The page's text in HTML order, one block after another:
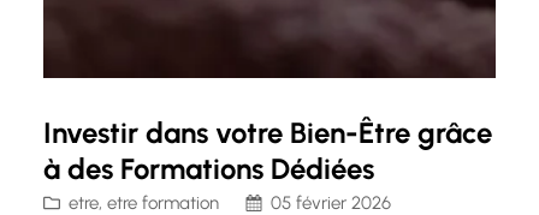
Investir dans votre Bien-Être grâce
à des Formations Dédiées
etre, etre formation
05 février 2026